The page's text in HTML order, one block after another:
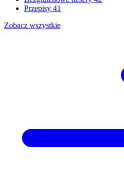
Przepisy 41
Zobacz wszystkie